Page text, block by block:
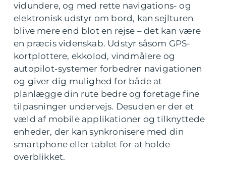
vidundere, og med rette navigations- og
elektronisk udstyr om bord, kan sejlturen
blive mere end blot en rejse – det kan være
en præcis videnskab. Udstyr såsom GPS-
kortplottere, ekkolod, vindmålere og
autopilot-systemer forbedrer navigationen
og giver dig mulighed for både at
planlægge din rute bedre og foretage fine
tilpasninger undervejs. Desuden er der et
væld af mobile applikationer og tilknyttede
enheder, der kan synkronisere med din
smartphone eller tablet for at holde
overblikket.